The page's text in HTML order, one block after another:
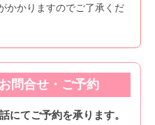
かかりますのでご了承くだ
問合せ・ご予約
にてご予約を承ります。